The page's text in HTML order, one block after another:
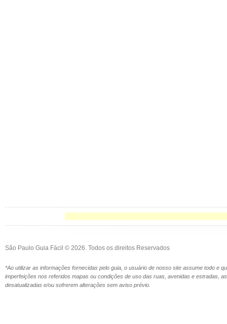
São Paulo Guia Fácil © 2026. Todos os direitos Reservados
*Ao utilizar as informações fornecidas pelo guia, o usuário de nosso site assume todo e
imperfeições nos referidos mapas ou condições de uso das ruas, avenidas e estradas,
desatualizadas e/ou sofrerem alterações sem aviso prévio.